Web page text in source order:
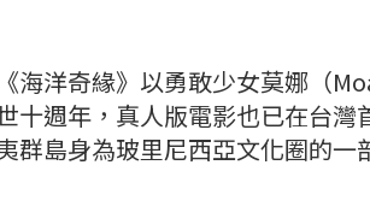
海洋奇緣》以勇敢少女莫娜（
十週年，真人版電影也已在台
群島身為玻里尼西亞文化圈的一